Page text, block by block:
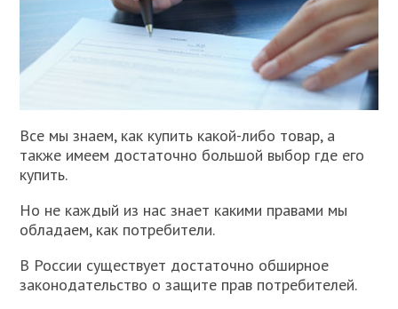
Все мы знаем, как купить какой-либо товар, а
также имеем достаточно большой выбор где его
купить.
Но не каждый из нас знает какими правами мы
обладаем, как потребители.
В России существует достаточно обширное
законодательство о защите прав потребителей.